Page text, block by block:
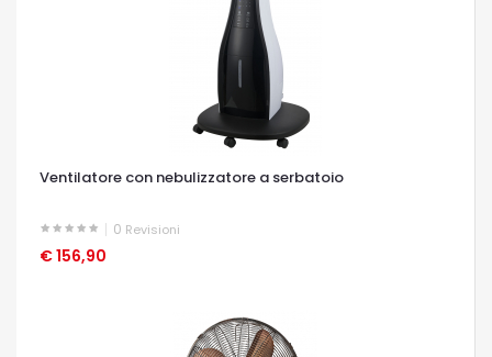
Ventilatore con nebulizzatore a serbatoio
0 Revisioni
€ 156,90
OCCHIATA VELOCE